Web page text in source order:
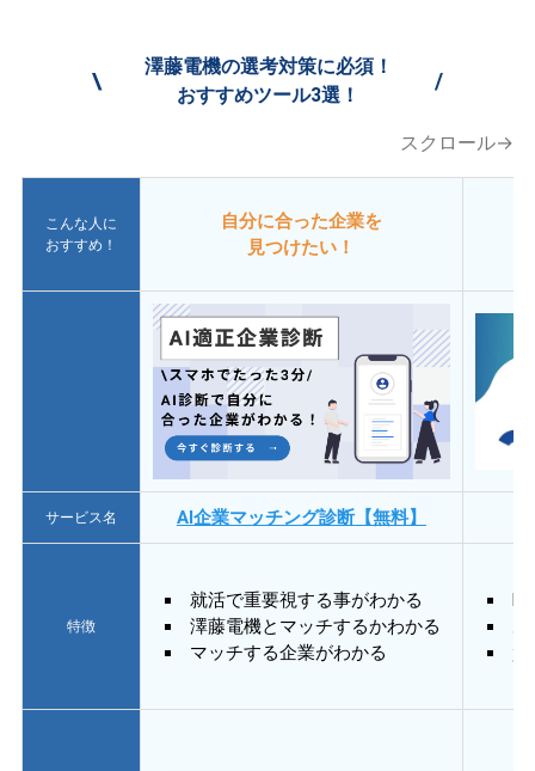
\
澤藤電機の選考対策に必須！
おすすめツール3選！
/
スクロール→
こんな人に
おすすめ！
自分に合った企業を
見つけたい！
サービス名 AI企業マッチング診断【無料】
特徴
就活で重要視する事がわかる
澤藤電機とマッチするかわかる
マッチする企業がわかる
質